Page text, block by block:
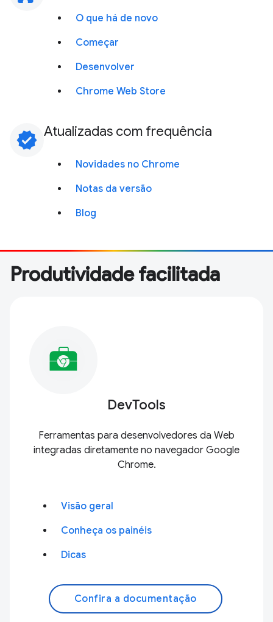
O que há de novo
Começar
Desenvolver
Chrome Web Store
verified Atualizadas com frequência
Novidades no Chrome
Notas da versão
Blog
Produtividade facilitada
DevTools
Ferramentas para desenvolvedores da Web
integradas diretamente no navegador Google
Chrome.
Visão geral
Conheça os painéis
Dicas
Confira a documentação